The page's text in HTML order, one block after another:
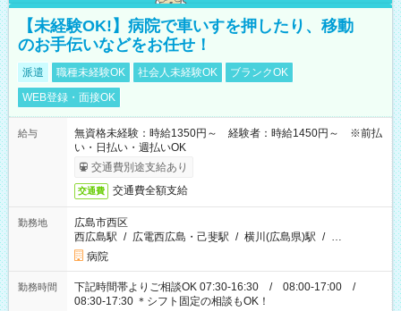
【未経験OK!】病院で車いすを押したり、移動
のお手伝いなどをお任せ！
派遣 職種未経験OK 社会人未経験OK
ブランクOK
WEB登録・面接OK
給与
無資格未経験：時給1350円～ 経験者：時給1450円～ ※前払
い・日払い・週払いOK
交通費別途支給あり
交通費 交通費全額支給
勤務地
広島市西区
西広島駅 / 広電西広島・己斐駅 / 横川(広島県)駅 / …
病院
勤務時間
下記時間帯よりご相談OK 07:30-16:30 / 08:00-17:00 /
08:30-17:30 ＊シフト固定の相談もOK！